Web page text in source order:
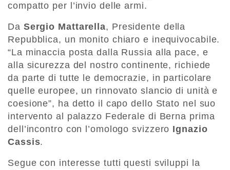
compatto per l’invio delle armi.
Da Sergio Mattarella, Presidente della
Repubblica, un monito chiaro e inequivocabile.
“La minaccia posta dalla Russia alla pace, e
alla sicurezza del nostro continente, richiede
da parte di tutte le democrazie, in particolare
quelle europee, un rinnovato slancio di unità e
coesione”, ha detto il capo dello Stato nel suo
intervento al palazzo Federale di Berna prima
dell’incontro con l’omologo svizzero Ignazio
Cassis.
Segue con interesse tutti questi sviluppi la